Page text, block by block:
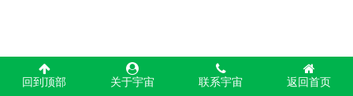
回到顶部 关于宇宙 联系宇宙 返回首页